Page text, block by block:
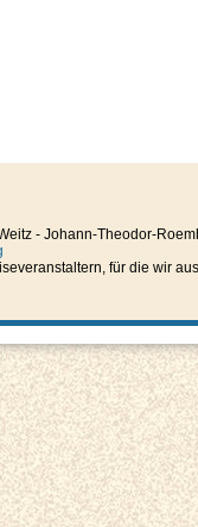
- Johann-Theodor-
für die wir